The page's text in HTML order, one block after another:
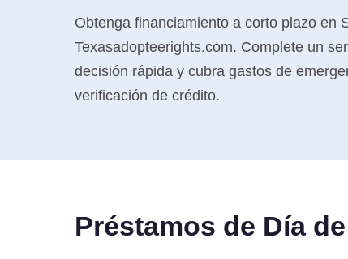
Obtenga financiamiento a corto plazo en
Texasadopteerights.com. Complete un
decisión rápida y cubra gastos de
verificación de crédito.
Préstamos de Día